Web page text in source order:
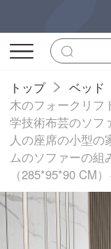
トップ
ベッド
木のフォークリフ
学技術布芸のソフ
人の座席の小型
ムのソファーの組
（285*95*90 CM